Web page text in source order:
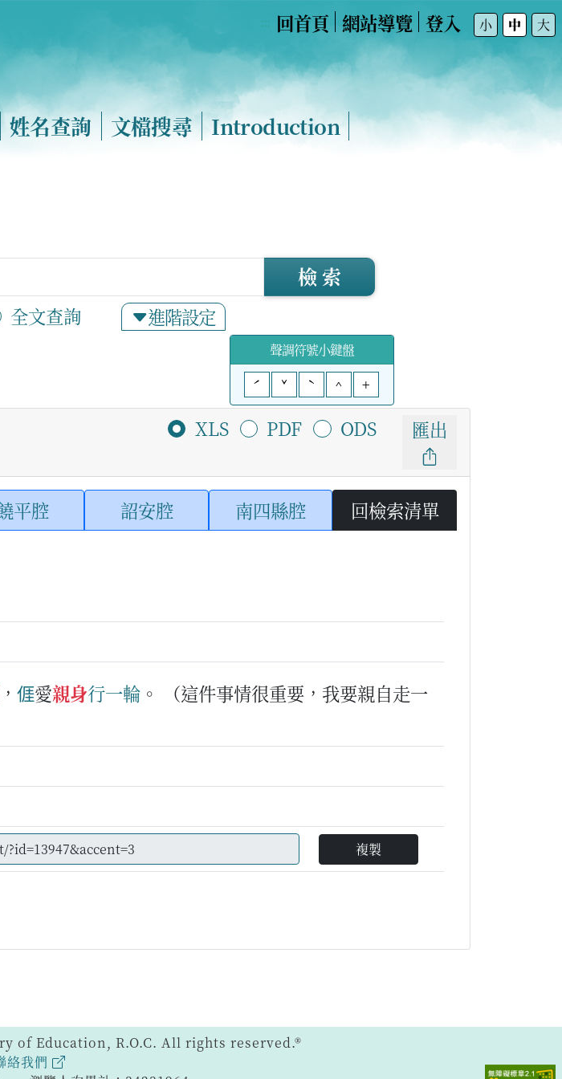
回首頁 網站導覽 登入 小 中 大
姓名查詢 文檔搜尋 Introduction
全文查詢 進階設定
檢 索
聲調符號小鍵盤
ˊ
ˇ ˋ ^ +
XLS PDF ODS 匯出
平腔 詔安腔 南四縣腔 回檢索清單
， 𠊎愛親身行一輪 。
（這件事情很重要，我要親自走一
複製
of Education, R.O.C. All rights reserved.®
絡我們